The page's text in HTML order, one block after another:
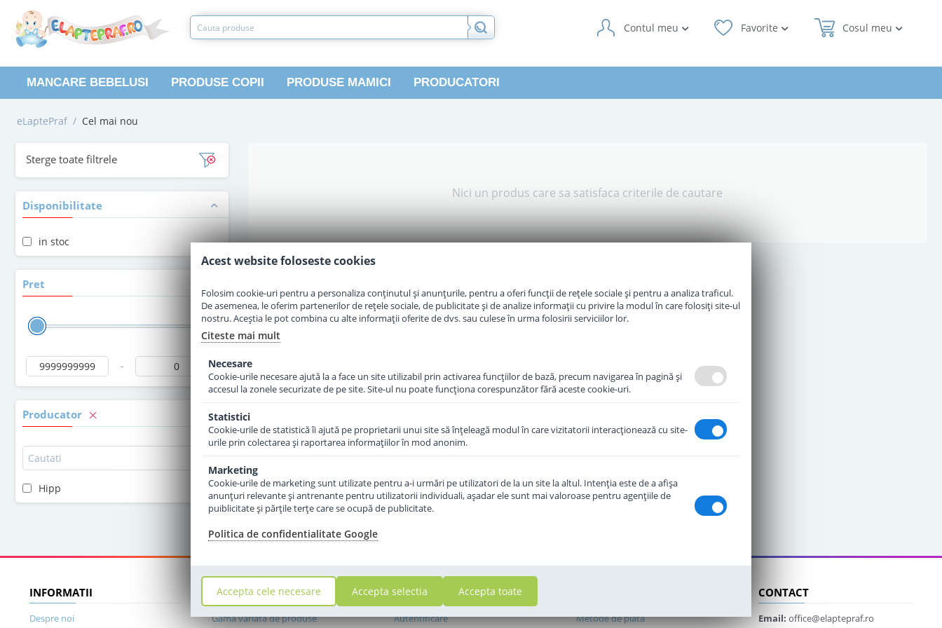
Cosul meu
Favorite
Contul meu
MANCARE BEBELUSI PRODUSE COPII PRODUSE MAMICI PRODUCATORI
eLaptePraf / Cel mai nou
Sterge toate filtrele
Disponibilitate
in stoc
Pret
-
Producator
Hipp
Nici un produs care sa satisfaca criterile de cautare
INFORMATII
Despre noi
DE CE SA NE ALEGETI
Gama variata de produse
CONTUL MEU
Autentificare Metode de plata
CONTACT
Email: office@elaptepraf.ro
Acest website foloseste cookies
Folosim cookie-uri pentru a personaliza conținutul și anunțurile, pentru a oferi funcții de rețele sociale și pentru a analiza traficul.
De asemenea, le oferim partenerilor de rețele sociale, de publicitate și de analize informații cu privire la modul în care folosiți site-ul
nostru. Aceștia le pot combina cu alte informații oferite de dvs. sau culese în urma folosirii serviciilor lor.
Citeste mai mult
Necesare
Cookie-urile necesare ajută la a face un site utilizabil prin activarea funcţiilor de bază, precum navigarea în pagină şi
accesul la zonele securizate de pe site. Site-ul nu poate funcţiona corespunzător fără aceste cookie-uri.
Statistici
Cookie-urile de statistică îi ajută pe proprietarii unui site să înţeleagă modul în care vizitatorii interacţionează cu site-
urile prin colectarea şi raportarea informaţiilor în mod anonim.
Marketing
Cookie-urile de marketing sunt utilizate pentru a-i urmări pe utilizatori de la un site la altul. Intenţia este de a afişa
anunţuri relevante şi antrenante pentru utilizatorii individuali, aşadar ele sunt mai valoroase pentru agenţiile de
puiblicitate şi părţile terţe care se ocupă de publicitate.
Politica de confidentialitate Google
Accepta cele necesare Accepta selectia Accepta toate